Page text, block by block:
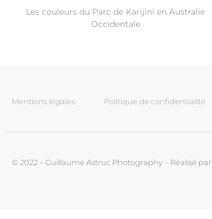
Les couleurs du Parc de Karijini en Australie
Occidentale
Mentions légales Politique de confidentialité
© 2022 – Guillaume Astruc Photography – Réalisé par